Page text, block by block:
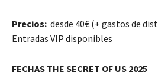
Precios: desde 40€ (+ gastos de
Entradas VIP disponibles
FECHAS THE SECRET OF US 2025